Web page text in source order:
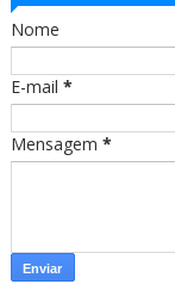
o
k
r
m
Nome
E-mail *
Mensagem *